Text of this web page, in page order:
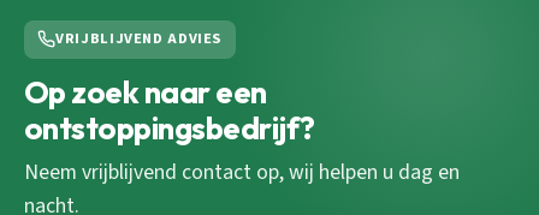
VRIJBLIJVEND ADVIES
Op zoek naar een
ontstoppingsbedrijf?
Neem vrijblijvend contact op, wij helpen u dag en
nacht.